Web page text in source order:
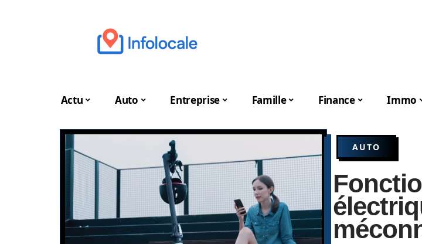
Actu Auto Entreprise Famille Finance Immo
AUTO